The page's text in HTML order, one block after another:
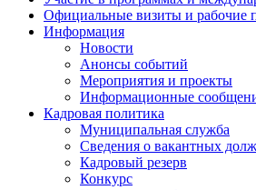
Официальные визиты и рабочие
Информация
Новости
Анонсы событий
Мероприятия и проекты
Информационные
Кадровая политика
Муниципальная служба
Сведения о вакантных
Кадровый резерв
Конкурс